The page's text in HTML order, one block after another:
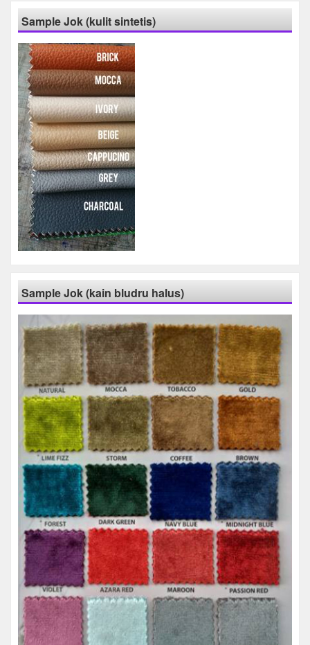
Sample Jok (kulit sintetis)
Sample Jok (kain bludru halus)